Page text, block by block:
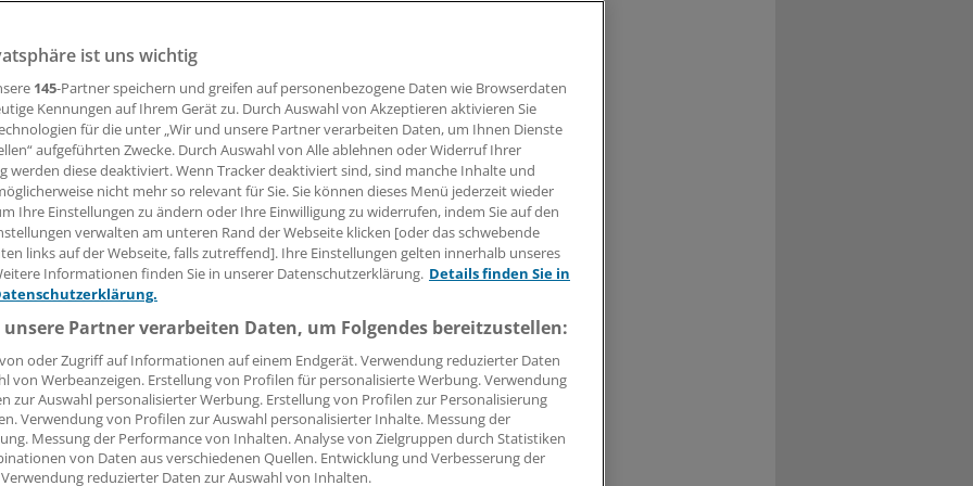
den Nervus occipitalis. Das hilft Patienten mit therapierefraktärer
Leserin, lieber Leser,
Beitrag können Sie lesen, sobald Sie sich eingeloggt haben.
Jetzt anmelden »
Kostenlos registrieren »
vergessen?
Problem beim Login?
ist mit wenigen Klicks erledigt und kostenlos.
des kostenlosen Login:
Analysen, Hintergründe und Infografiken
Interviews und Praxis-Tipps
auf allemedizinischen Berichte und Kommentare
ist uns wichtig
145-Partner speichern und greifen auf personenbezogene Daten wie Browserdaten
Kennungen auf Ihrem Gerät zu. Durch Auswahl von Akzeptieren aktivieren Sie
für die unter „Wir und unsere Partner verarbeiten Daten, um Ihnen Dienste
aufgeführten Zwecke. Durch Auswahl von Alle ablehnen oder Widerruf Ihrer
werden diese deaktiviert. Wenn Tracker deaktiviert sind, sind manche Inhalte und
nicht mehr so relevant für Sie. Sie können dieses Menü jederzeit wieder
Ihre Einstellungen zu ändern oder Ihre Einwilligung zu widerrufen, indem Sie auf den
verwalten am unteren Rand der Webseite klicken [oder das schwebende
links auf der Webseite, falls zutreffend]. Ihre Einstellungen gelten innerhalb unseres
Informationen finden Sie in unserer Datenschutzerklärung. Details finden Sie in
Partner verarbeiten Daten, um Folgendes bereitzustellen:
oder Zugriff auf Informationen auf einem Endgerät. Verwendung reduzierter Daten
von Werbeanzeigen. Erstellung von Profilen für personalisierte Werbung. Verwendung
zur Auswahl personalisierter Werbung. Erstellung von Profilen zur Personalisierung
Verwendung von Profilen zur Auswahl personalisierter Inhalte. Messung der
Messung der Performance von Inhalten. Analyse von Zielgruppen durch Statistiken
von Daten aus verschiedenen Quellen. Entwicklung und Verbesserung der
reduzierter Daten zur Auswahl von Inhalten.